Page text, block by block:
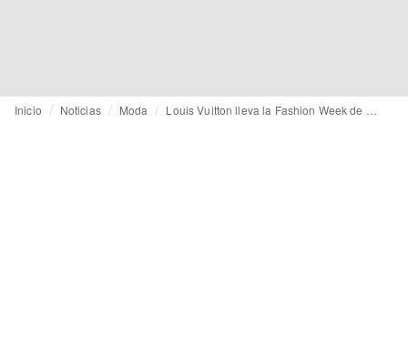
Inicio Noticias Moda